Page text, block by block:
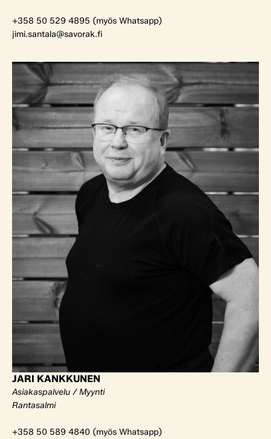
+358 50 529 4895 (myös Whatsapp)
jimi.santala@savorak.fi
JARI KANKKUNEN
Asiakaspalvelu / Myynti
Rantasalmi
+358 50 589 4840 (myös Whatsapp)